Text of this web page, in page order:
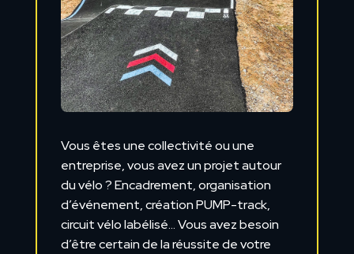
Vous êtes une collectivité ou une
entreprise, vous avez un projet autour
du vélo ? Encadrement, organisation
d’événement, création PUMP-track,
circuit vélo labélisé… Vous avez besoin
d’être certain de la réussite de votre